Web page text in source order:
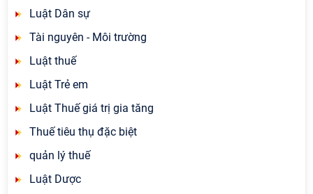
Luật Dân sự
Tài nguyên - Môi trường
Luật thuế
Luật Trẻ em
Luật Thuế giá trị gia tăng
Thuế tiêu thụ đặc biệt
quản lý thuế
Luật Dược